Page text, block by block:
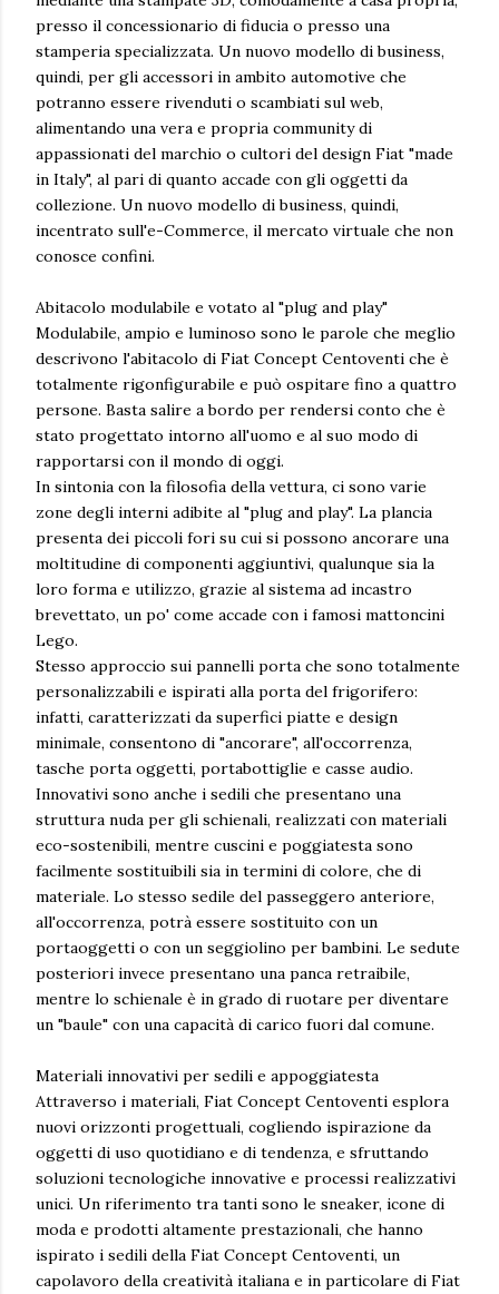
presso il concessionario di fiducia o presso una
stamperia specializzata. Un nuovo modello di business,
quindi, per gli accessori in ambito automotive che
potranno essere rivenduti o scambiati sul web,
alimentando una vera e propria community di
appassionati del marchio o cultori del design Fiat "made
in Italy", al pari di quanto accade con gli oggetti da
collezione. Un nuovo modello di business, quindi,
incentrato sull'e-Commerce, il mercato virtuale che non
conosce confini.
Abitacolo modulabile e votato al "plug and play"
Modulabile, ampio e luminoso sono le parole che meglio
descrivono l'abitacolo di Fiat Concept Centoventi che è
totalmente rigonfigurabile e può ospitare fino a quattro
persone. Basta salire a bordo per rendersi conto che è
stato progettato intorno all'uomo e al suo modo di
rapportarsi con il mondo di oggi.
In sintonia con la filosofia della vettura, ci sono varie
zone degli interni adibite al "plug and play". La plancia
presenta dei piccoli fori su cui si possono ancorare una
moltitudine di componenti aggiuntivi, qualunque sia la
loro forma e utilizzo, grazie al sistema ad incastro
brevettato, un po' come accade con i famosi mattoncini
Lego.
Stesso approccio sui pannelli porta che sono totalmente
personalizzabili e ispirati alla porta del frigorifero:
infatti, caratterizzati da superfici piatte e design
minimale, consentono di "ancorare", all'occorrenza,
tasche porta oggetti, portabottiglie e casse audio.
Innovativi sono anche i sedili che presentano una
struttura nuda per gli schienali, realizzati con materiali
eco-sostenibili, mentre cuscini e poggiatesta sono
facilmente sostituibili sia in termini di colore, che di
materiale. Lo stesso sedile del passeggero anteriore,
all'occorrenza, potrà essere sostituito con un
portaoggetti o con un seggiolino per bambini. Le sedute
posteriori invece presentano una panca retraibile,
mentre lo schienale è in grado di ruotare per diventare
un "baule" con una capacità di carico fuori dal comune.
Materiali innovativi per sedili e appoggiatesta
Attraverso i materiali, Fiat Concept Centoventi esplora
nuovi orizzonti progettuali, cogliendo ispirazione da
oggetti di uso quotidiano e di tendenza, e sfruttando
soluzioni tecnologiche innovative e processi realizzativi
unici. Un riferimento tra tanti sono le sneaker, icone di
moda e prodotti altamente prestazionali, che hanno
ispirato i sedili della Fiat Concept Centoventi, un
capolavoro della creatività italiana e in particolare di Fiat